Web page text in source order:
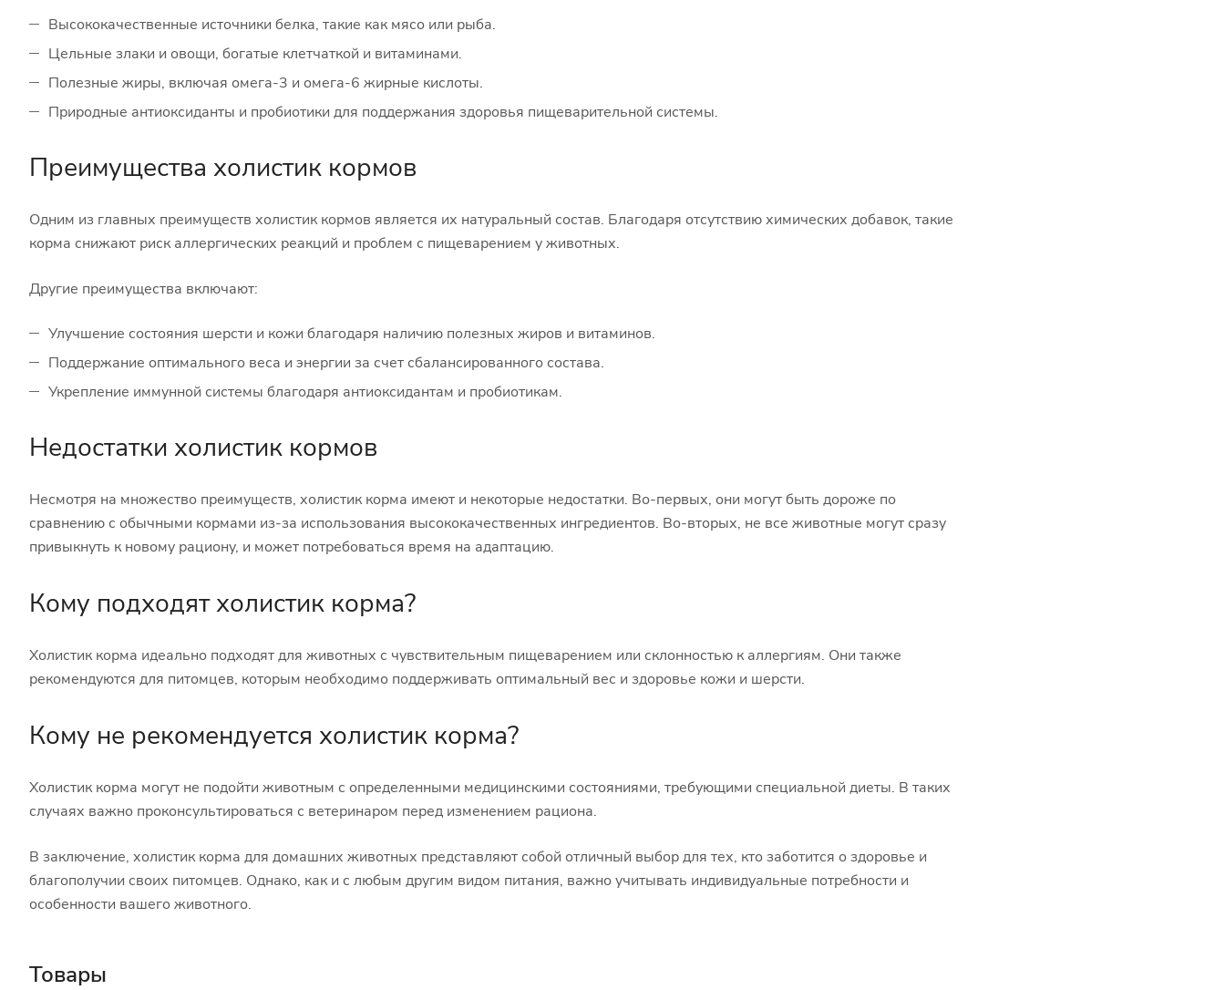
Высококачественные источники белка, такие как мясо или рыба.
Цельные злаки и овощи, богатые клетчаткой и витаминами.
Полезные жиры, включая омега-3 и омега-6 жирные кислоты.
Природные антиоксиданты и пробиотики для поддержания здоровья пищеварительной системы.
Преимущества холистик кормов
Одним из главных преимуществ холистик кормов является их натуральный состав. Благодаря отсутствию химических добавок, такие
корма снижают риск аллергических реакций и проблем с пищеварением у животных.
Другие преимущества включают:
Улучшение состояния шерсти и кожи благодаря наличию полезных жиров и витаминов.
Поддержание оптимального веса и энергии за счет сбалансированного состава.
Укрепление иммунной системы благодаря антиоксидантам и пробиотикам.
Недостатки холистик кормов
Несмотря на множество преимуществ, холистик корма имеют и некоторые недостатки. Во-первых, они могут быть дороже по
сравнению с обычными кормами из-за использования высококачественных ингредиентов. Во-вторых, не все животные могут сразу
привыкнуть к новому рациону, и может потребоваться время на адаптацию.
Кому подходят холистик корма?
Холистик корма идеально подходят для животных с чувствительным пищеварением или склонностью к аллергиям. Они также
рекомендуются для питомцев, которым необходимо поддерживать оптимальный вес и здоровье кожи и шерсти.
Кому не рекомендуется холистик корма?
Холистик корма могут не подойти животным с определенными медицинскими состояниями, требующими специальной диеты. В таких
случаях важно проконсультироваться с ветеринаром перед изменением рациона.
В заключение, холистик корма для домашних животных представляют собой отличный выбор для тех, кто заботится о здоровье и
благополучии своих питомцев. Однако, как и с любым другим видом питания, важно учитывать индивидуальные потребности и
особенности вашего животного.
Товары